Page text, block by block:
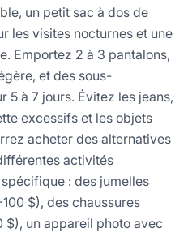
un petit sac à dos de
les visites nocturnes et une
Emportez 2 à 3 pantalons,
et des sous-
5 à 7 jours. Évitez les jeans,
excessifs et les objets
acheter des alternatives
activités
: des jumelles
$), des chaussures
$), un appareil photo avec